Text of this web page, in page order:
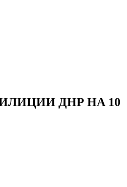
ДНР НА 10